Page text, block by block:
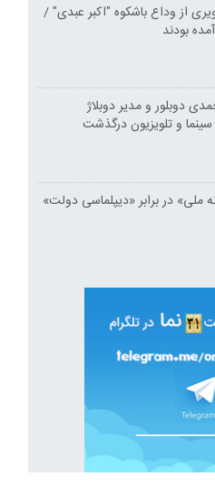
از وداع باشکوه "اکبر عبدی" /
بودند
دوبلور و مدیر دوبلاژ
و تلویزیون درگذشت
ملی» در برابر «دیپلماسی دولت»